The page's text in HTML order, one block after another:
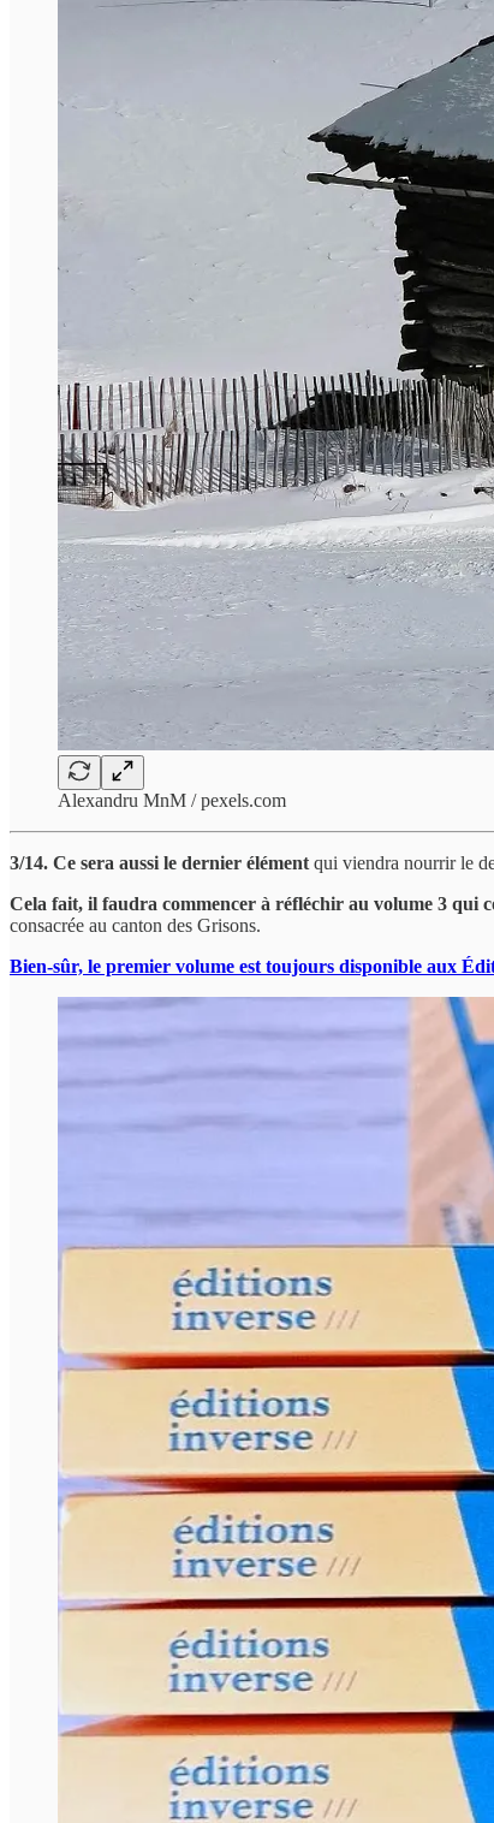
Alexandru MnM / pexels.com
3/14. Ce sera aussi le dernier élément qui viendra nourrir le
Cela fait, il faudra commencer à réfléchir au volume 3 qui
consacrée au canton des Grisons.
Bien-sûr, le premier volume est toujours disponible aux